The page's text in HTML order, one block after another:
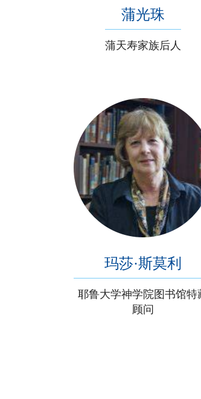
蒲光珠
蒲天寿家族后人
玛莎·斯莫利
耶鲁大学神学院图书馆特
顾问